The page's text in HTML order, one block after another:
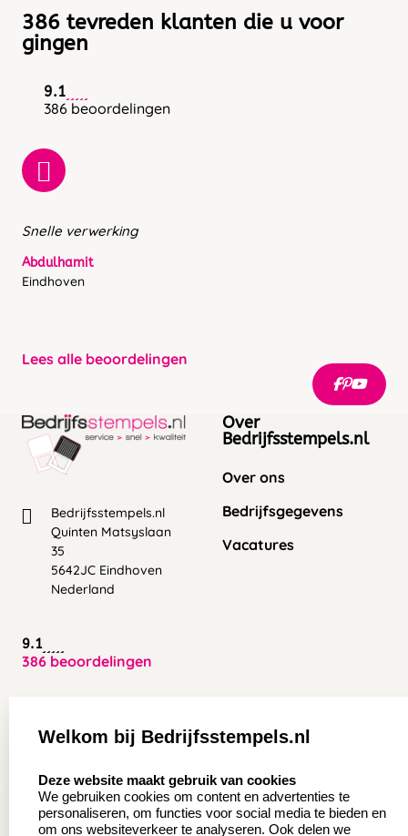
386 tevreden klanten die u voor
gingen
9.1
386 beoordelingen
Snelle verwerking
Abdulhamit
Eindhoven
Lees alle beoordelingen
Bedrijfsstempels.nl
Quinten Matsyslaan
35
5642JC Eindhoven
Nederland
9.1
386 beoordelingen
Over
Bedrijfsstempels.nl
Over ons
Bedrijfsgegevens
Vacatures
Aanvraag op maat
Wederverkoper
worden
Contact opnemen
Veel gestelde vragen
Retourneren
Welkom bij Bedrijfsstempels.nl
Deze website maakt gebruik van cookies
We gebruiken cookies om content en advertenties te
personaliseren, om functies voor social media te bieden en
om ons websiteverkeer te analyseren. Ook delen we